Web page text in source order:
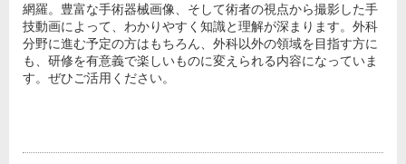
網羅。豊富な手術器械画像、そして術者の視点から撮影した手
技動画によって、わかりやすく知識と理解が深まります。外科
分野に進む予定の方はもちろん、外科以外の領域を目指す方に
も、研修を有意義で楽しいものに変えられる内容になっていま
す。ぜひご活用ください。